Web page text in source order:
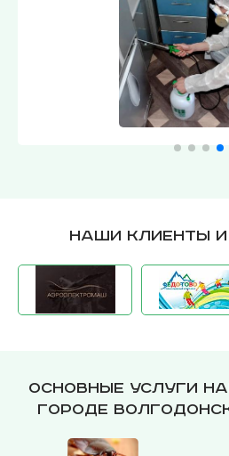
Наши клиенты
Основные услуги
городе